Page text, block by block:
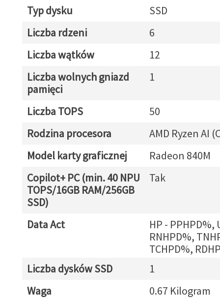
Typ dysku
SSD
Liczba rdzeni
6
Liczba wątków
12
Liczba wolnych gniazd
pamięci
1
Liczba TOPS
50
Rodzina procesora
AMD Ryzen AI
Model karty graficznej
Radeon 840M
Copilot+ PC (min. 40 NPU
TOPS/16GB RAM/256GB
SSD)
Tak
Data Act
HP - PPHPD%,
RNHPD%,
TCHPD%,
Liczba dysków SSD
1
Waga
0.67 Kilogram